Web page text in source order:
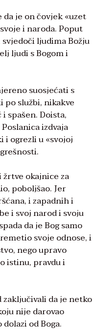
da je on čovjek «uzet
i naroda. Poput
ljudima Božju
ljudi s Bogom i
suosjećati s
po službi, nikakve
spašen. Doista,
izdvaja
i ogrezli u «svojoj
žrtve okajnice za
poboljšao. Jer
i zapadnih i
i svoj narod i svoju
da je Bog samo
svoje odnose, i
nego upravo
istinu, pravdu i
zaključivali da je netko
nije darovao
od Boga.